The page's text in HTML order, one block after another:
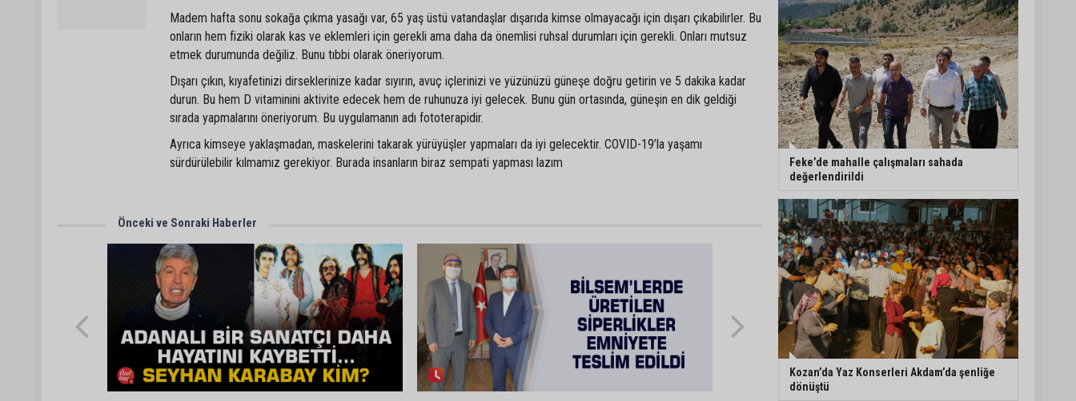
Madem hafta sonu sokağa çıkma yasağı var, 65 yaş üstü vatandaşlar dışarıda kimse olmayacağı için dışarı çıkabilirler. Bu
onların hem fiziki olarak kas ve eklemleri için gerekli ama daha da önemlisi ruhsal durumları için gerekli. Onları mutsuz
etmek durumunda değiliz. Bunu tıbbi olarak öneriyorum.
Dışarı çıkın, kıyafetinizi dirseklerinize kadar sıyırın, avuç içlerinizi ve yüzünüzü güneşe doğru getirin ve 5 dakika kadar
durun. Bu hem D vitaminini aktivite edecek hem de ruhunuza iyi gelecek. Bunu gün ortasında, güneşin en dik geldiği
sırada yapmalarını öneriyorum. Bu uygulamanın adı fototerapidir.
Ayrıca kimseye yaklaşmadan, maskelerini takarak yürüyüşler yapmaları da iyi gelecektir. COVID-19’la yaşamı
sürdürülebilir kılmamız gerekiyor. Burada insanların biraz sempati yapması lazım
Önceki ve Sonraki Haberler
Müzeyyen Şevkin:
“Mısırın alım fiyatı en az
17 lira olarak
açıklanmalı”
95 yaşındaki kadının arsa
satışında yeni perde: Kızı
suçlamaları reddetti
Feke’de mahalle çalışmaları sahada
değerlendirildi
Kozan’da Yaz Konserleri Akdam’da şenliğe
dönüştü